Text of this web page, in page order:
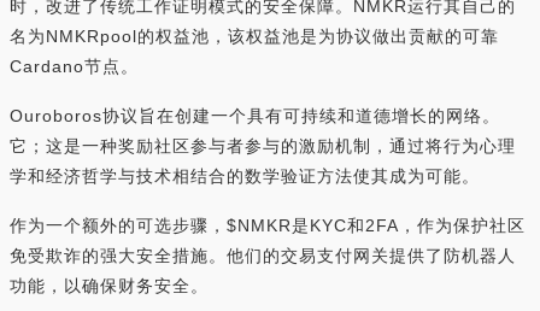
时，改进了传统工作证明模式的安全保障。NMKR运行其自己的
名为NMKRpool的权益池，该权益池是为协议做出贡献的可靠
Cardano节点。
Ouroboros协议旨在创建一个具有可持续和道德增长的网络。
它；这是一种奖励社区参与者参与的激励机制，通过将行为心理
学和经济哲学与技术相结合的数学验证方法使其成为可能。
作为一个额外的可选步骤，$NMKR是KYC和2FA，作为保护社区
免受欺诈的强大安全措施。他们的交易支付网关提供了防机器人
功能，以确保财务安全。